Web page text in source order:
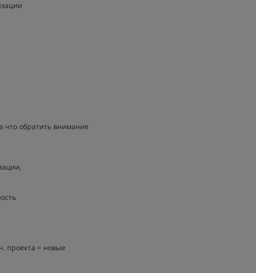
что обратить внимание
проекта = новые